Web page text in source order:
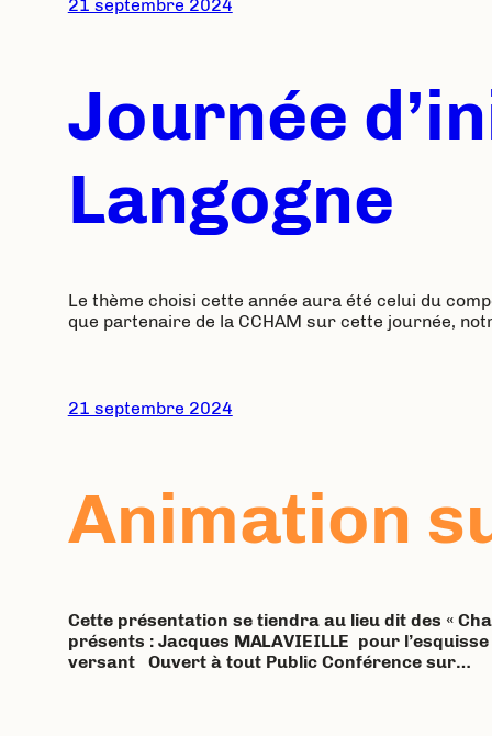
21 septembre 2024
Journée
Langogne
Le thème choisi cette année aura été celui du
que partenaire de la CCHAM sur cette journée,
21 septembre 2024
Animation
Cette présentation se tiendra au lieu dit des «
présents : Jacques MALAVIEILLE pour
versant Ouvert à tout Public Conférence sur…